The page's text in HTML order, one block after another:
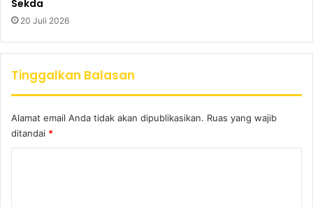
Sekda
20 Juli 2026
Tinggalkan Balasan
Alamat email Anda tidak akan dipublikasikan. Ruas yang wajib
ditandai *